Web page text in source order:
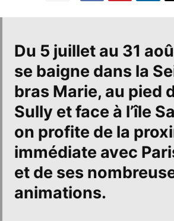
Du 5 juillet au 31
se baigne dans la
bras Marie, au pied
Sully et face à l’île
on profite de la
immédiate avec
et de ses
animations.